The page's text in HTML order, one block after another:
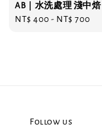
AB｜水洗處理 淺中焙
Regular
NT$ 400 - NT$ 700
Follow us